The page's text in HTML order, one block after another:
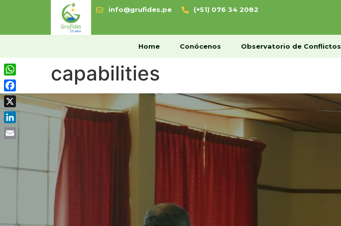
info@grufides.pe (+51) 076 34 2082
Home Conócenos Observatorio de Conflictos
Home Conócenos
capabilities
WhatsApp
Facebook
X
LinkedIn